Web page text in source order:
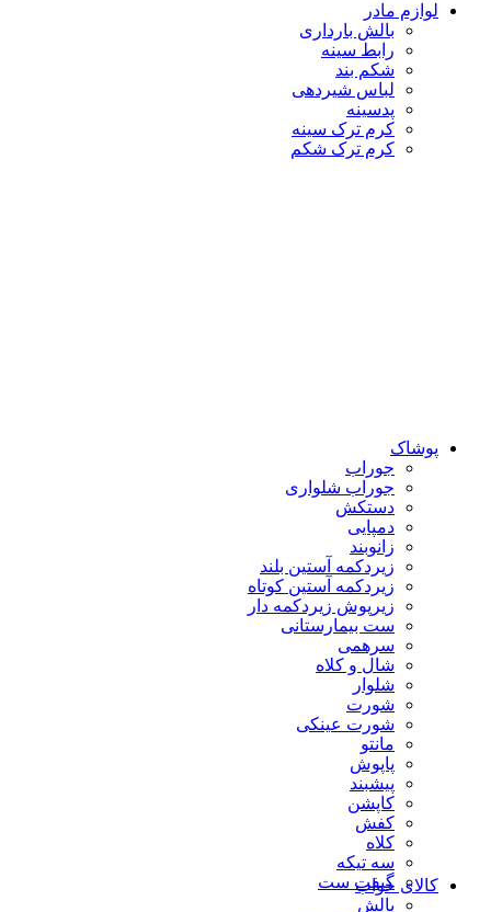
لوازم مادر
بالش بارداری
رابط سینه
شکم بند
لباس شیردهی
پدسینه
کرم ترک سینه
کرم ترک شکم
پوشاک
جوراب
جوراب شلواری
دستکش
دمپایی
زانوبند
زیردکمه آستین بلند
زیردکمه آستین کوتاه
زیرپوش زیردکمه دار
ست بیمارستانی
سرهمی
شال و کلاه
شلوار
شورت
شورت عینکی
مانتو
پاپوش
پیشبند
کاپشن
کفش
کلاه
سه تیکه
گیفت ستکالای خواب
بالش